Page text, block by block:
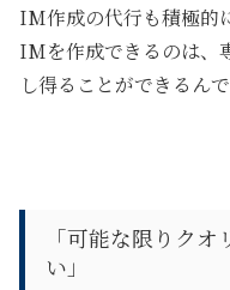
IM作成の代行も積極的
IMを作成できるのは、
し得ることができるんで
「可能な限りク
い」